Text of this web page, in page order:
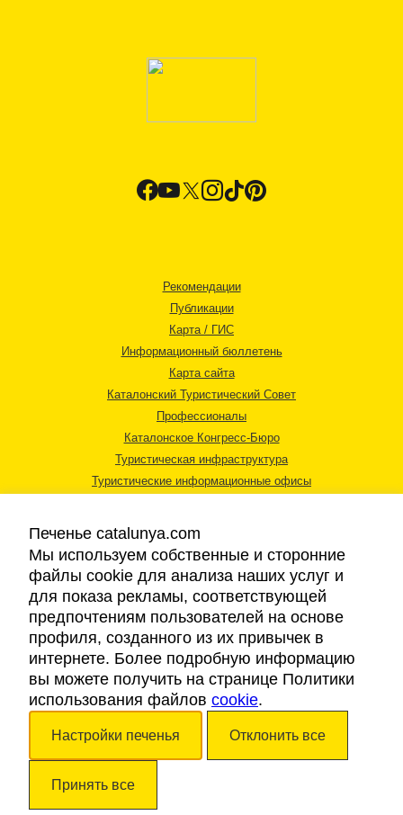
Рекомендации
Публикации
Карта / ГИС
Информационный бюллетень
Карта сайта
Каталонский Туристический Совет
Профессионалы
Каталонское Конгресс-Бюро
Туристическая инфраструктура
Туристические информационные офисы
Правовая информация
Cookies
Доступность
Авторские права © 2026. Каталонский Туристический Совет. Все права
Печенье catalunya.com
Мы используем собственные и сторонние
файлы cookie для анализа наших услуг и
для показа рекламы, соответствующей
предпочтениям пользователей на основе
профиля, созданного из их привычек в
интернете. Более подробную информацию
вы можете получить на странице Политики
использования файлов cookie.
Настройки печенья Отклонить все
Принять все